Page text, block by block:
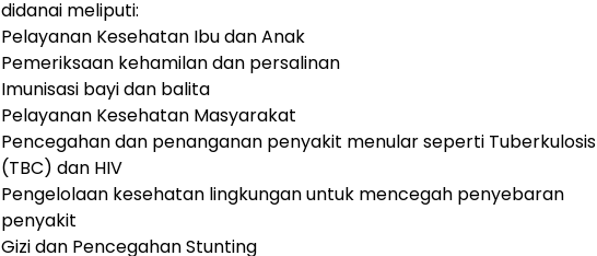
didanai meliputi:
Pelayanan Kesehatan Ibu dan Anak
Pemeriksaan kehamilan dan persalinan
Imunisasi bayi dan balita
Pelayanan Kesehatan Masyarakat
Pencegahan dan penanganan penyakit menular seperti Tuberkulosis
(TBC) dan HIV
Pengelolaan kesehatan lingkungan untuk mencegah penyebaran
penyakit
Gizi dan Pencegahan Stunting